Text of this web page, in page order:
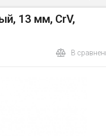
13 мм, CrV,
В